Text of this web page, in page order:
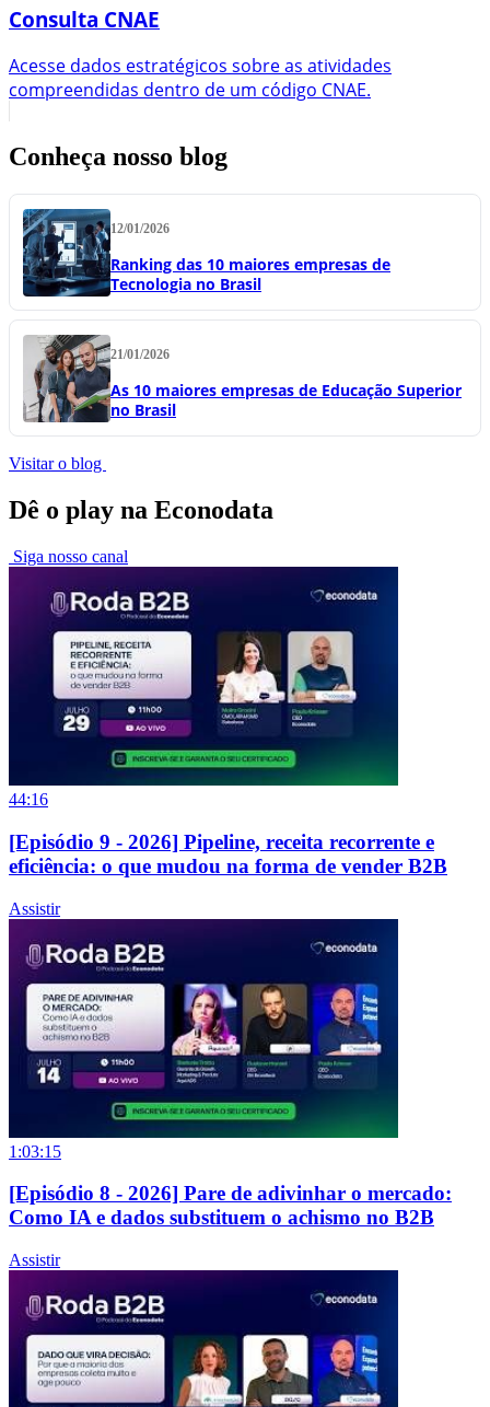
Consulta CNAE
Acesse dados estratégicos sobre as atividades
compreendidas dentro de um código CNAE.
Conheça nosso blog
12/01/2026
Ranking das 10 maiores empresas de
Tecnologia no Brasil
21/01/2026
As 10 maiores empresas de Educação Superior
no Brasil
Visitar o blog
Dê o play na Econodata
Siga nosso canal
44:16
[Episódio 9 - 2026] Pipeline, receita recorrente e
eficiência: o que mudou na forma de vender B2B
Assistir
1:03:15
[Episódio 8 - 2026] Pare de adivinhar o mercado:
Como IA e dados substituem o achismo no B2B
Assistir